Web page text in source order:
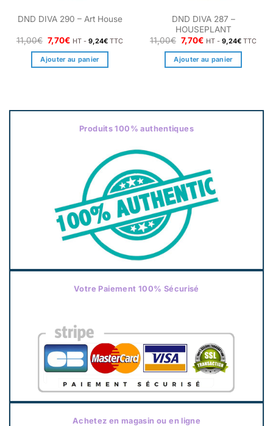
DND DIVA 290 – Art House
11,00€ Le
prix
initial
était :
7,70€Le
actuel
est :
HT -9,24€ TTC
Ajouter au panier
DND DIVA 287 –
HOUSEPLANT
11,00€ Le
prix
initial
était :
7,70€Le
actuel
est :
HT -9,24€ TTC
Ajouter au panier
Produits 100% authentiques
Votre Paiement 100% Sécurisé
Achetez en magasin ou en ligne